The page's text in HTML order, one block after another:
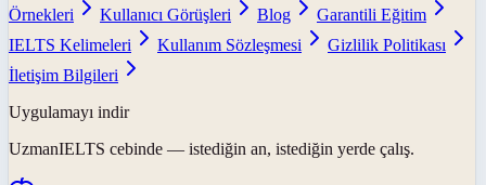
Örnekleri
Kullanıcı Görüşleri Blog
Garantili Eğitim
IELTS Kelimeleri
Kullanım Sözleşmesi
Gizlilik Politikası
İletişim Bilgileri
Uygulamayı indir
UzmanIELTS cebinde — istediğin an, istediğin yerde çalış.